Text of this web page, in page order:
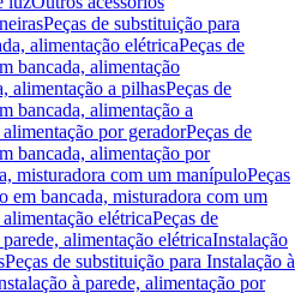
Peças de substituição para
alimentação elétricaPeças de
bancada, alimentação
alimentação a pilhasPeças de
bancada, alimentação a
por geradorPeças de
bancada, alimentação por
misturadora com um manípuloPeças
em bancada, misturadora com um
elétricaPeças de
alimentação elétricaInstalação
Peças de substituição para Instalação à
à parede, alimentação por